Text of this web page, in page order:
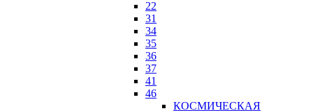
22
31
34
35
36
37
41
46
КОСМИЧЕСКАЯ